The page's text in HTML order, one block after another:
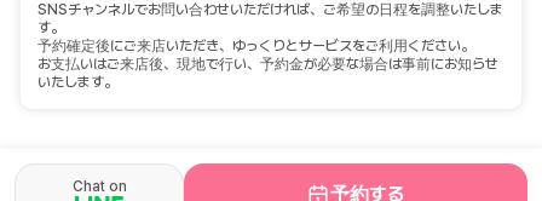
SNSチャンネルでお問い合わせいただければ、ご希望の日程を調整いたしま
す。
予約確定後にご来店いただき、ゆっくりとサービスをご利用ください。
お支払いはご来店後、現地で行い、予約金が必要な場合は事前にお知らせ
いたします。
Chat on 予約する